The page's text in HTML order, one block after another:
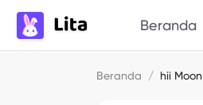
Beranda
Beranda / hii Moon